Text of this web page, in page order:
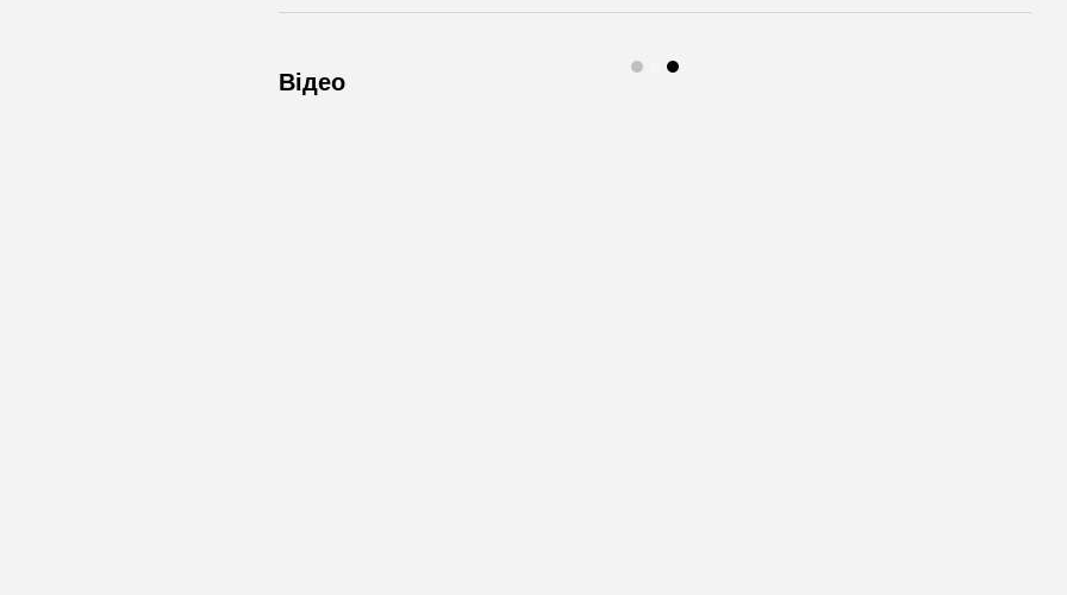
Відео